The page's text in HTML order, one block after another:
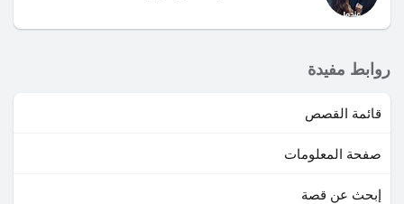
روابط مفيدة
قائمة القصص
صفحة المعلومات
إبحث عن قصة